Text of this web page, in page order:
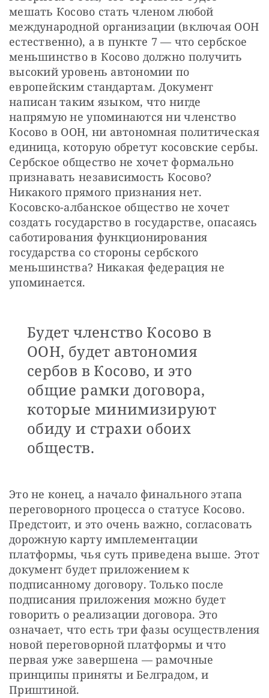
мешать Косово стать членом любой
международной организации (включая ООН
естественно), а в пункте 7 — что сербское
меньшинство в Косово должно получить
высокий уровень автономии по
европейским стандартам. Документ
написан таким языком, что нигде
напрямую не упоминаются ни членство
Косово в ООН, ни автономная политическая
единица, которую обретут косовские сербы.
Сербское общество не хочет формально
признавать независимость Косово?
Никакого прямого признания нет.
Косовско-албанское общество не хочет
создать государство в государстве, опасаясь
саботирования функционирования
государства со стороны сербского
меньшинства? Никакая федерация не
упоминается.
Будет членство Косово в
ООН, будет автономия
сербов в Косово, и это
общие рамки договора,
которые минимизируют
обиду и страхи обоих
обществ.
Это не конец, а начало финального этапа
переговорного процесса о статусе Косово.
Предстоит, и это очень важно, согласовать
дорожную карту имплементации
платформы, чья суть приведена выше. Этот
документ будет приложением к
подписанному договору. Только после
подписания приложения можно будет
говорить о реализации договора. Это
означает, что есть три фазы осуществления
новой переговорной платформы и что
первая уже завершена — рамочные
принципы приняты и Белградом, и
Приштиной.